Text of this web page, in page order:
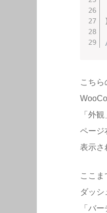
こちら
「外
ページ
表示さ
ここま
ダッシ
「バ